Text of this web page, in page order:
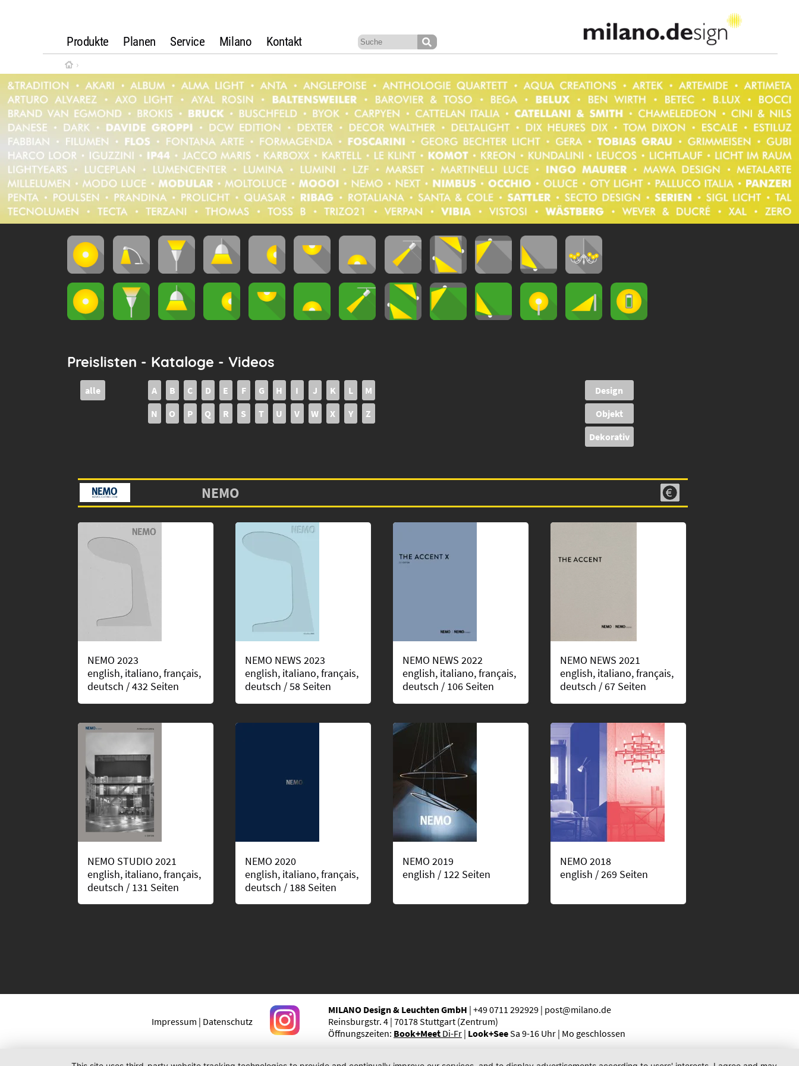
Produkte Planen Service Milano Kontakt
Preislisten - Kataloge - Videos
alle A B C D E F G H I J K L
M
N
O P Q R S T U V W X Y Z
Design
Objekt
Dekorativ
NEMO
NEMO 2023
english, italiano, français,
deutsch / 432 Seiten
NEMO NEWS 2023
english, italiano, français,
deutsch / 58 Seiten
NEMO NEWS 2022
english, italiano, français,
deutsch / 106 Seiten
NEMO NEWS 2021
english, italiano, français,
deutsch / 67 Seiten
NEMO STUDIO 2021
english, italiano, français,
deutsch / 131 Seiten
NEMO 2020
english, italiano, français,
deutsch / 188 Seiten
NEMO 2019
english / 122 Seiten
NEMO 2018
english / 269 Seiten
Impressum | Datenschutz
MILANO Design & Leuchten GmbH | +49 0711 292929 | post@milano.de
Reinsburgstr. 4 | 70178 Stuttgart (Zentrum)
Öffnungszeiten: Book+Meet Di-Fr | Look+SeeSa 9-16 Uhr | Mo geschlossen